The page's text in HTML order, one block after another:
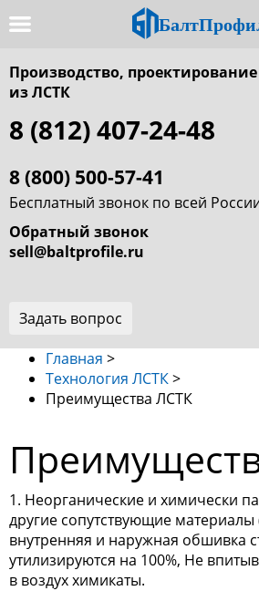
Производство,
из ЛСТК
8 (812) 407-24-48
8 (800) 500-57-41
Бесплатный звонок по всей
Обратный звонок
sell@baltprofile.ru
Задать вопрос
Главная >
Технология ЛСТК>
Преимущества ЛСТК
1. Неорганические и химически
другие сопутствующие материалы
внутренняя и наружная обшивка
утилизируются на 100%, Не
в воздух химикаты.